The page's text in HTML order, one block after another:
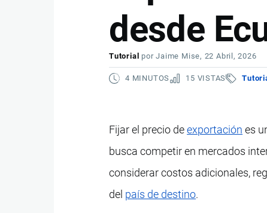
desde
Tutorial porJaime Mise, 22 Abril, 2026
4 MINUTOS 15 VISTAS
Fijar el precio deexportación es
busca competir en mercados
considerar costos adicionales,
del país de destino.